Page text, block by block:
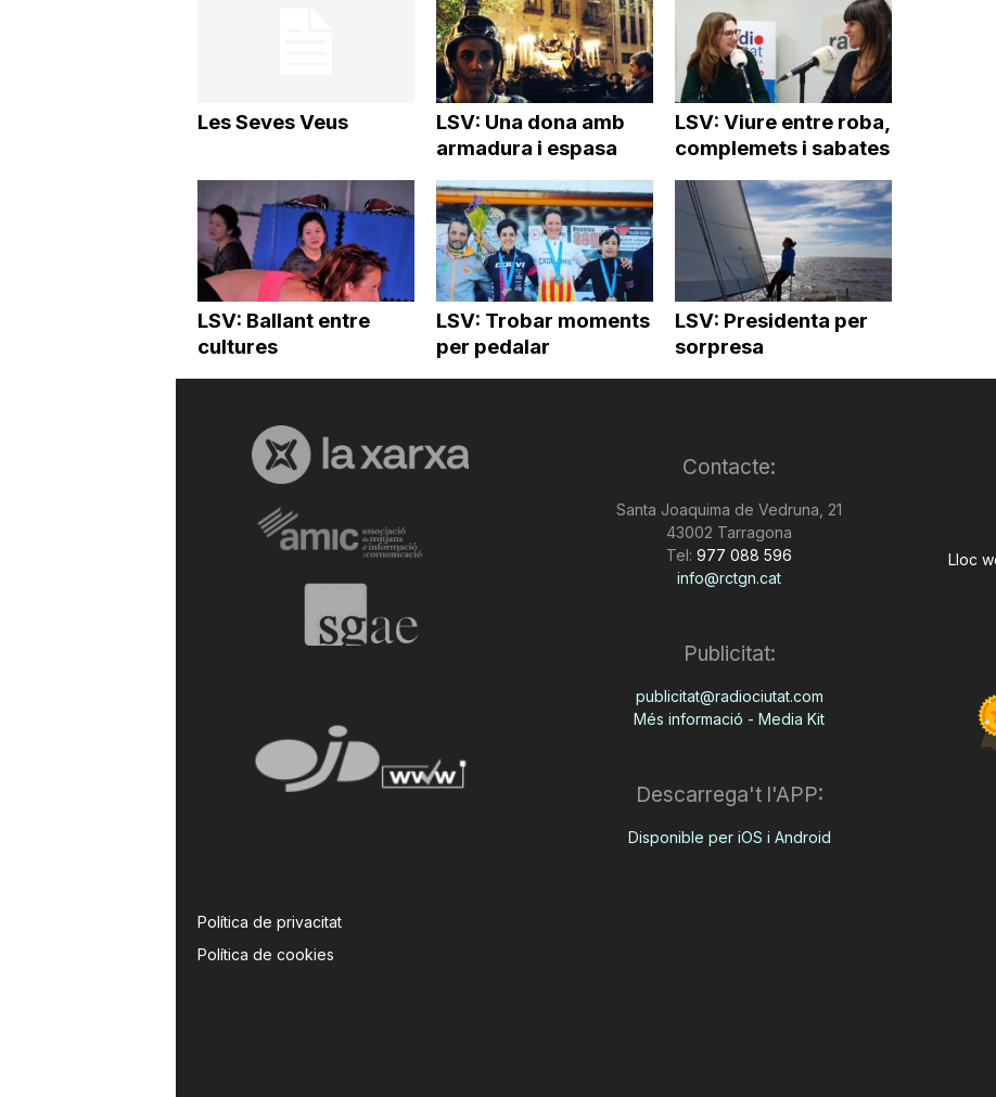
Les Seves Veus
LSV: Una dona amb
armadura i espasa
LSV: Viure entre roba,
complemets i sabates
LSV: Ballant entre
cultures
LSV: Trobar moments
per pedalar
LSV: Presidenta per
sorpresa
Política de privacitat
Política de cookies
Contacte:
Santa Joaquima de Vedruna, 21
43002 Tarragona
Tel: 977 088 596
info@rctgn.cat
Publicitat:
publicitat@radiociutat.com
Més informació - Media Kit
Descarrega't l'APP:
Disponible per iOS i Android
Lloc